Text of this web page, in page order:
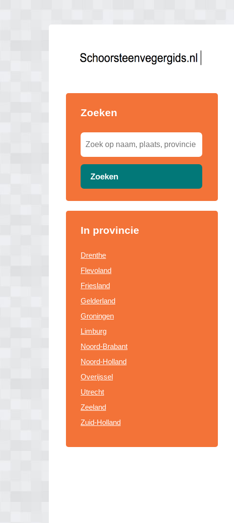
Zoeken
Zoeken
In provincie
Drenthe
Flevoland
Friesland
Gelderland
Groningen
Limburg
Noord-Brabant
Noord-Holland
Overijssel
Utrecht
Zeeland
Zuid-Holland